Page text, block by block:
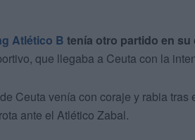
Atlético B tenía otro partido en
que llegaba a Ceuta con la
Ceuta venía con coraje y rabia
ante el Atlético Zabal.